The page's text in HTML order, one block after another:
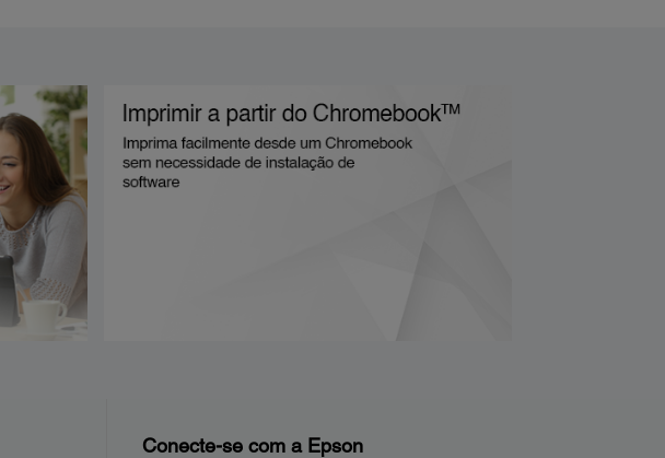
Conecte-se com a Epson